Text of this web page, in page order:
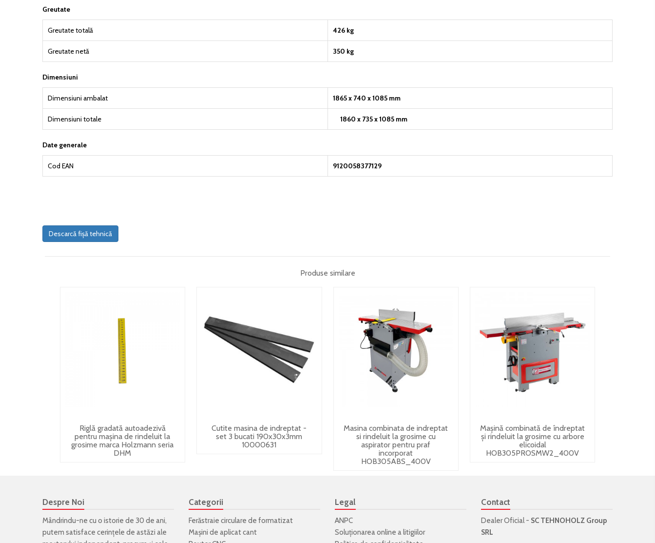
Greutate
Greutate totală 426 kg
Greutate netă 350 kg
Dimensiuni
Dimensiuni ambalat 1865 x 740 x 1085 mm
Dimensiuni totale 1860 x 735 x 1085 mm
Date generale
Cod EAN 9120058377129
Descarcă fișă tehnică
Produse similare
Riglă gradată autoadezivă
pentru mașina de rindeluit la
grosime marca Holzmann seria
DHM
Cutite masina de indreptat -
set 3 bucati 190x30x3mm
10000631
Masina combinata de indreptat
si rindeluit la grosime cu
aspirator pentru praf
incorporat
HOB305ABS_400V
Mașină combinată de îndreptat
și rindeluit la grosime cu arbore
elicoidal
HOB305PROSMW2_400V
Despre Noi
Mândrindu-ne cu o istorie de 30 de ani,
putem satisface cerințele de astăzi ale
Categorii
Ferăstraie circulare de formatizat
Mașini de aplicat cant
Legal
ANPC
Soluționarea online a litigiilor
Contact
Dealer Oficial - SC TEHNOHOLZ Group
SRL